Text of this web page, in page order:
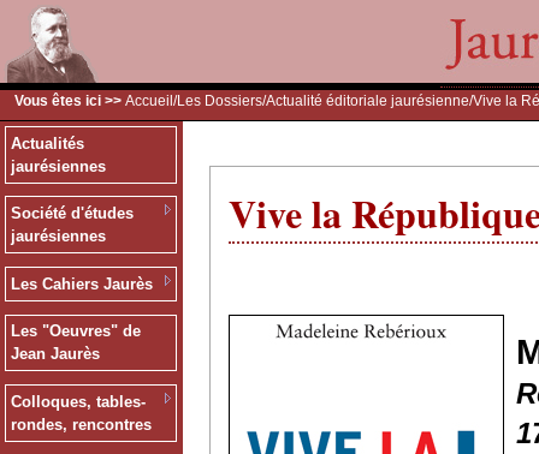
Vous êtes ici >> Accueil /Les Dossiers/Actualité éditoriale jaurésienne/Vive la
Actualités
jaurésiennes
Société d'études
jaurésiennes
Les Cahiers Jaurès
Les "Oeuvres" de
Jean Jaurès
Colloques, tables-
rondes, rencontres
Vive la